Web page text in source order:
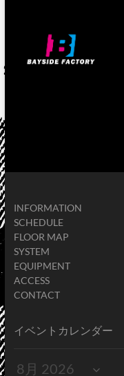
INFORMATION
SCHEDULE
FLOOR MAP
SYSTEM
EQUIPMENT
ACCESS
CONTACT
イベントカレンダー